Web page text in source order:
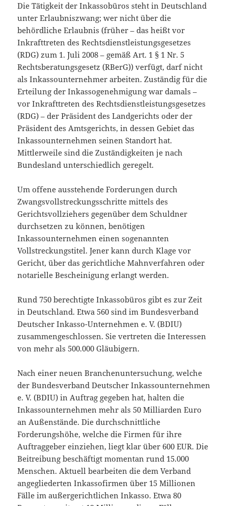
Die Tätigkeit der Inkassobüros steht in Deutschland
unter Erlaubniszwang; wer nicht über die
behördliche Erlaubnis (früher – das heißt vor
Inkrafttreten des Rechtsdienstleistungsgesetzes
(RDG) zum 1. Juli 2008 – gemäß Art. 1 § 1 Nr. 5
Rechtsberatungsgesetz (RBerG)) verfügt, darf nicht
als Inkassounternehmer arbeiten. Zuständig für die
Erteilung der Inkassogenehmigung war damals –
vor Inkrafttreten des Rechtsdienstleistungsgesetzes
(RDG) – der Präsident des Landgerichts oder der
Präsident des Amtsgerichts, in dessen Gebiet das
Inkassounternehmen seinen Standort hat.
Mittlerweile sind die Zuständigkeiten je nach
Bundesland unterschiedlich geregelt.
Um offene ausstehende Forderungen durch
Zwangsvollstreckungsschritte mittels des
Gerichtsvollziehers gegenüber dem Schuldner
durchsetzen zu können, benötigen
Inkassounternehmen einen sogenannten
Vollstreckungstitel. Jener kann durch Klage vor
Gericht, über das gerichtliche Mahnverfahren oder
notarielle Bescheinigung erlangt werden.
Rund 750 berechtigte Inkassobüros gibt es zur Zeit
in Deutschland. Etwa 560 sind im Bundesverband
Deutscher Inkasso-Unternehmen e. V. (BDIU)
zusammengeschlossen. Sie vertreten die Interessen
von mehr als 500.000 Gläubigern.
Nach einer neuen Branchenuntersuchung, welche
der Bundesverband Deutscher Inkassounternehmen
e. V. (BDIU) in Auftrag gegeben hat, halten die
Inkassounternehmen mehr als 50 Milliarden Euro
an Außenstände. Die durchschnittliche
Forderungshöhe, welche die Firmen für ihre
Auftraggeber einziehen, liegt klar über 600 EUR. Die
Beitreibung beschäftigt momentan rund 15.000
Menschen. Aktuell bearbeiten die dem Verband
angegliederten Inkassofirmen über 15 Millionen
Fälle im außergerichtlichen Inkasso. Etwa 80